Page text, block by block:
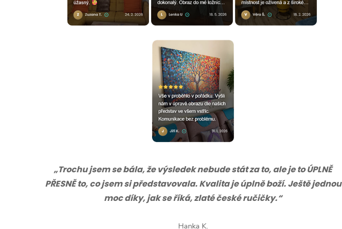
„Trochu jsem se bála, že výsledek nebude stát za to, ale je to ÚPLNĚ
PŘESNĚ to, co jsem si představovala. Kvalita je úplně boží. Ještě jednou
moc díky, jak se říká, zlaté české ručičky.“
Hanka K.